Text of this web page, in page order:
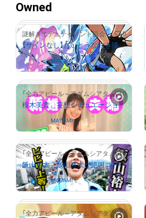
Owned
# 56/100
謎解きエデュテイメント協会 0
【サインなし】さいとうなおき描き下ろしフルカラーイラスト（巨大怪獣ポリマドンの謎）
Owned byMASAMI
# 611/2000
「全力アピール～アダムシアター～」NFTストア 0
桜木美貴＿妄想シチュエーション ～新婚夫婦 桜木美貴～
Owned by MASAMI
# 8/2000
「全力アピール～アダムシアター～」NFTストア 0
飯山裕太＿飯山裕太が絶叫コースターに挑戦
Owned byMASAMI
「全力アピール～アダムシアター～」NFTストア 0